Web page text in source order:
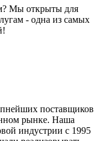
Мы открыты для
- одна из самых
поставщиков
рынке. Наша
индустрии с 1995